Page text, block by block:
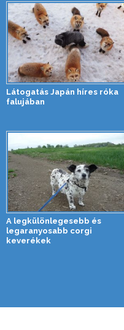
Látogatás Japán híres róka
falujában
A legkülönlegesebb és
legaranyosabb corgi
keverékek